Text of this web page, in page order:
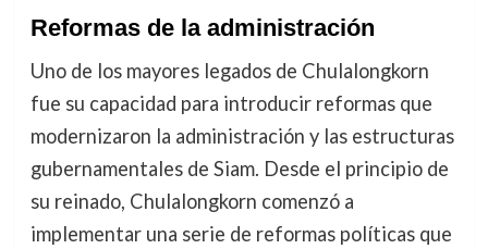
Reformas de la administración
Uno de los mayores legados de Chulalongkorn
fue su capacidad para introducir reformas que
modernizaron la administración y las estructuras
gubernamentales de Siam. Desde el principio de
su reinado, Chulalongkorn comenzó a
implementar una serie de reformas políticas que